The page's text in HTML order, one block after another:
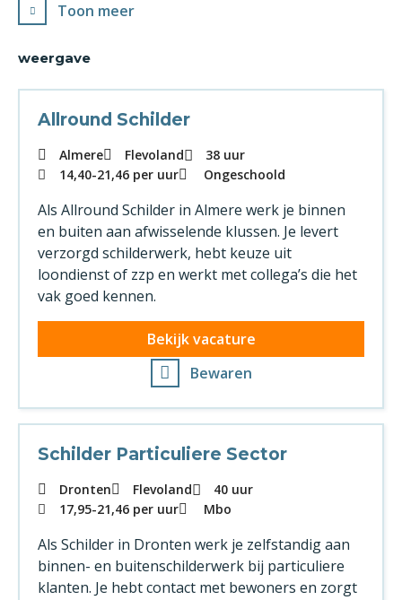
Toon meer
weergave
Allround Schilder
Almere Flevoland
38 uur
14,40-21,46 per uur Ongeschoold
Als Allround Schilder in Almere werk je binnen
en buiten aan afwisselende klussen. Je levert
verzorgd schilderwerk, hebt keuze uit
loondienst of zzp en werkt met collega’s die het
vak goed kennen.
Bekijk vacature
Bewaren
Schilder Particuliere Sector
Dronten Flevoland
40 uur
17,95-21,46 per uur Mbo
Als Schilder in Dronten werk je zelfstandig aan
binnen- en buitenschilderwerk bij particuliere
klanten. Je hebt contact met bewoners en zorgt